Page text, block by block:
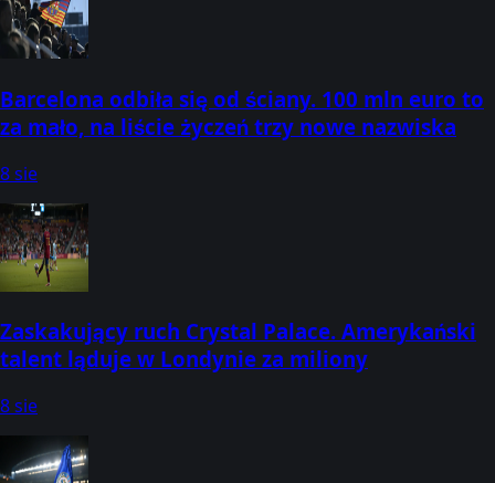
Barcelona odbiła się od ściany. 100 mln euro to
za mało, na liście życzeń trzy nowe nazwiska
8 sie
Zaskakujący ruch Crystal Palace. Amerykański
talent ląduje w Londynie za miliony
8 sie